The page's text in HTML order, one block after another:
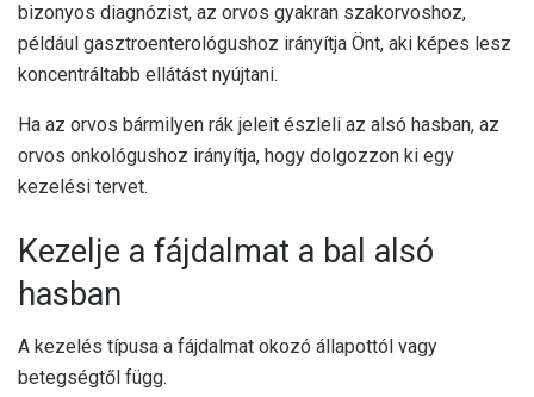
bizonyos diagnózist, az orvos gyakran szakorvoshoz,
például gasztroenterológushoz irányítja Önt, aki képes lesz
koncentráltabb ellátást nyújtani.
Ha az orvos bármilyen rák jeleit észleli az alsó hasban, az
orvos onkológushoz irányítja, hogy dolgozzon ki egy
kezelési tervet.
Kezelje a fájdalmat a bal alsó
hasban
A kezelés típusa a fájdalmat okozó állapottól vagy
betegségtől függ.